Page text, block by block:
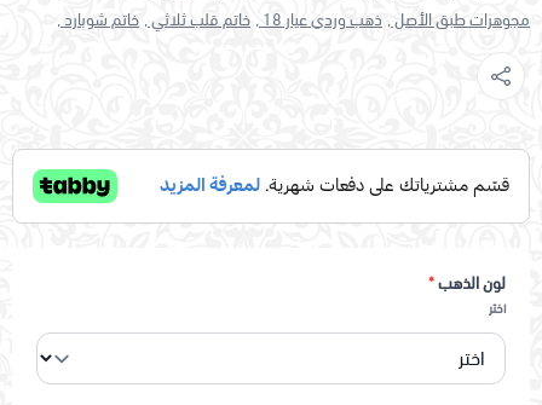
مجوهرات طبق الأصل , ذهب وردي عيار 18 , خاتم قلب ثلاثي , خاتم شوبارد ,
لون الذهب*
اختر